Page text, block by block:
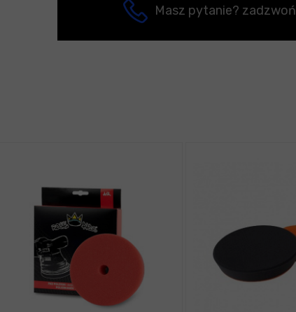
Masz pytanie? zadzwoń